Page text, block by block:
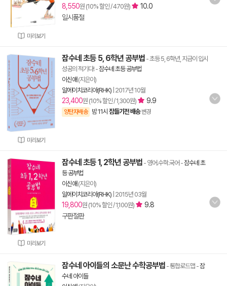
미리보기
8,550원 (10% 할인 / 470원)
10.0
일시품절
미리보기
잠수네 초등 5, 6학년 공부법 - 초등 5, 6학년, 지금이 입시
성공의 적기다!-잠수네 초등 공부법
이신애 (지은이)
알에이치코리아(RHK) 2017년 10월
23,400원 (10% 할인 / 1,300원) 9.9
양탄자배송 밤 11시 잠들기전 배송 변경
미리보기
잠수네 초등 1, 2학년 공부법 - 영어.수학.국어 -잠수네 초
등 공부법
이신애 (지은이)
알에이치코리아(RHK) 2015년 03월
19,800원 (10% 할인 / 1,100원)
9.8
구판절판
잠수네 아이들의 소문난 수학공부법 - 통합로드맵 -잠
수네 아이들